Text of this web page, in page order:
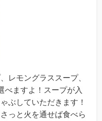
レモングラススープ、
べますよ！スープが入
ぶしていただきます！
っと火を通せば食べら